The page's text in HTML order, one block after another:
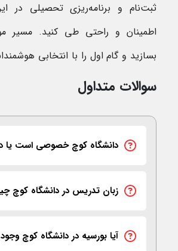
ثبت‌نام و برنامه‌ریزی تحصیلی در
اطمینان و راحتی طی کنید. مسیر
بسازید و گام اول را با انتخابی
سوالات متداول
دانشگاه کوچ خصوصی است یا
زبان تدریس در دانشگاه کوچ
آیا بورسیه در دانشگاه کوچ وجود